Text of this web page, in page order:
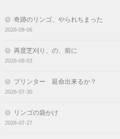
奇跡のリンゴ、やられちまった
2026-08-06
再度芝刈り、の、前に
2026-08-03
プリンター 延命出来るか？
2026-07-30
リンゴの袋かけ
2026-07-27